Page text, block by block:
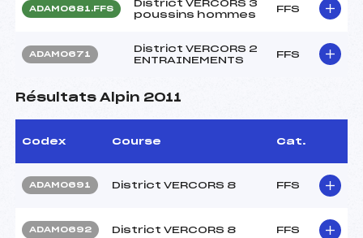
ADAM0681.FFS
District VERCORS 3
poussins hommes
FFS
ADAM0671
District VERCORS 2
ENTRAINEMENTS
FFS
Résultats Alpin 2011
Codex Course Cat.
ADAM0691 District VERCORS 8 FFS
ADAM0692 District VERCORS 8 FFS